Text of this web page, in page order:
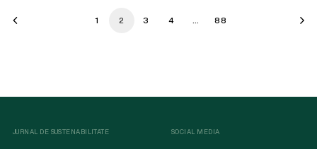
1 2 3 4 … 88
JURNAL DE SUSTENABILITATE SOCIAL MEDIA